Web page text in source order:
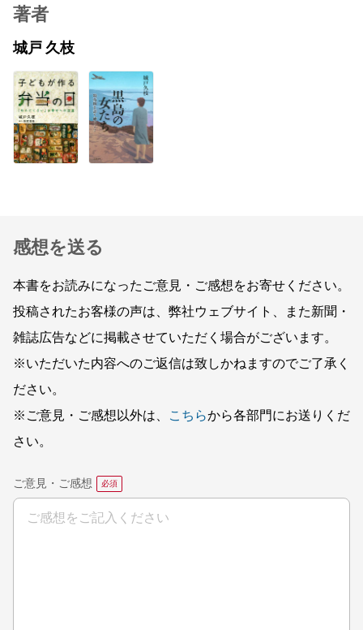
著者
城戸 久枝
感想を送る
本書をお読みになったご意見・ご感想をお寄せください。
投稿されたお客様の声は、弊社ウェブサイト、また新聞・
雑誌広告などに掲載させていただく場合がございます。
※いただいた内容へのご返信は致しかねますのでご了承く
ださい。
※ご意見・ご感想以外は、
こちらから各部門にお送りくだ
さい。
ご意見・ご感想